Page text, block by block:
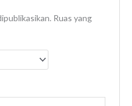
Ruas yang